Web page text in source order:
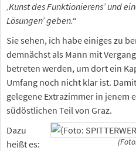
‚Kunst des Funktionierens’ und
Lösungen’ geben.“
Sie sehen, ich habe einiges zu
demnächst als Mann mit
betreten werden, um dort ein
Umfang noch nicht klar ist.
gelegene Extrazimmer in jenem
südöstlichen Teil von Graz.
Dazu
heißt es: